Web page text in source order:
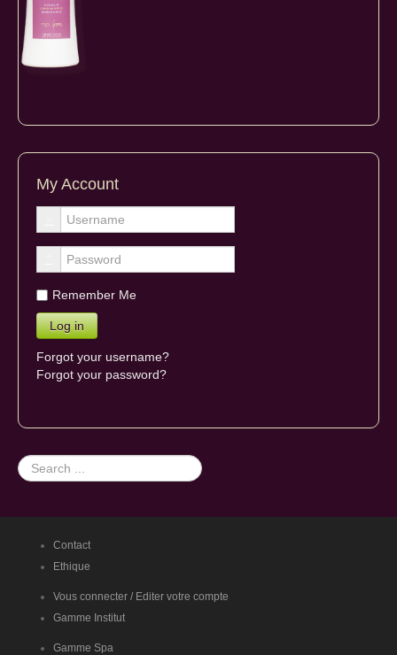
My Account
Remember Me
Forgot your username?
Forgot your password?
Search
...
Contact
Ethique
Vous connecter / Editer votre compte
Gamme Institut
Gamme Spa